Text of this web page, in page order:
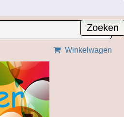
Winkelwagen